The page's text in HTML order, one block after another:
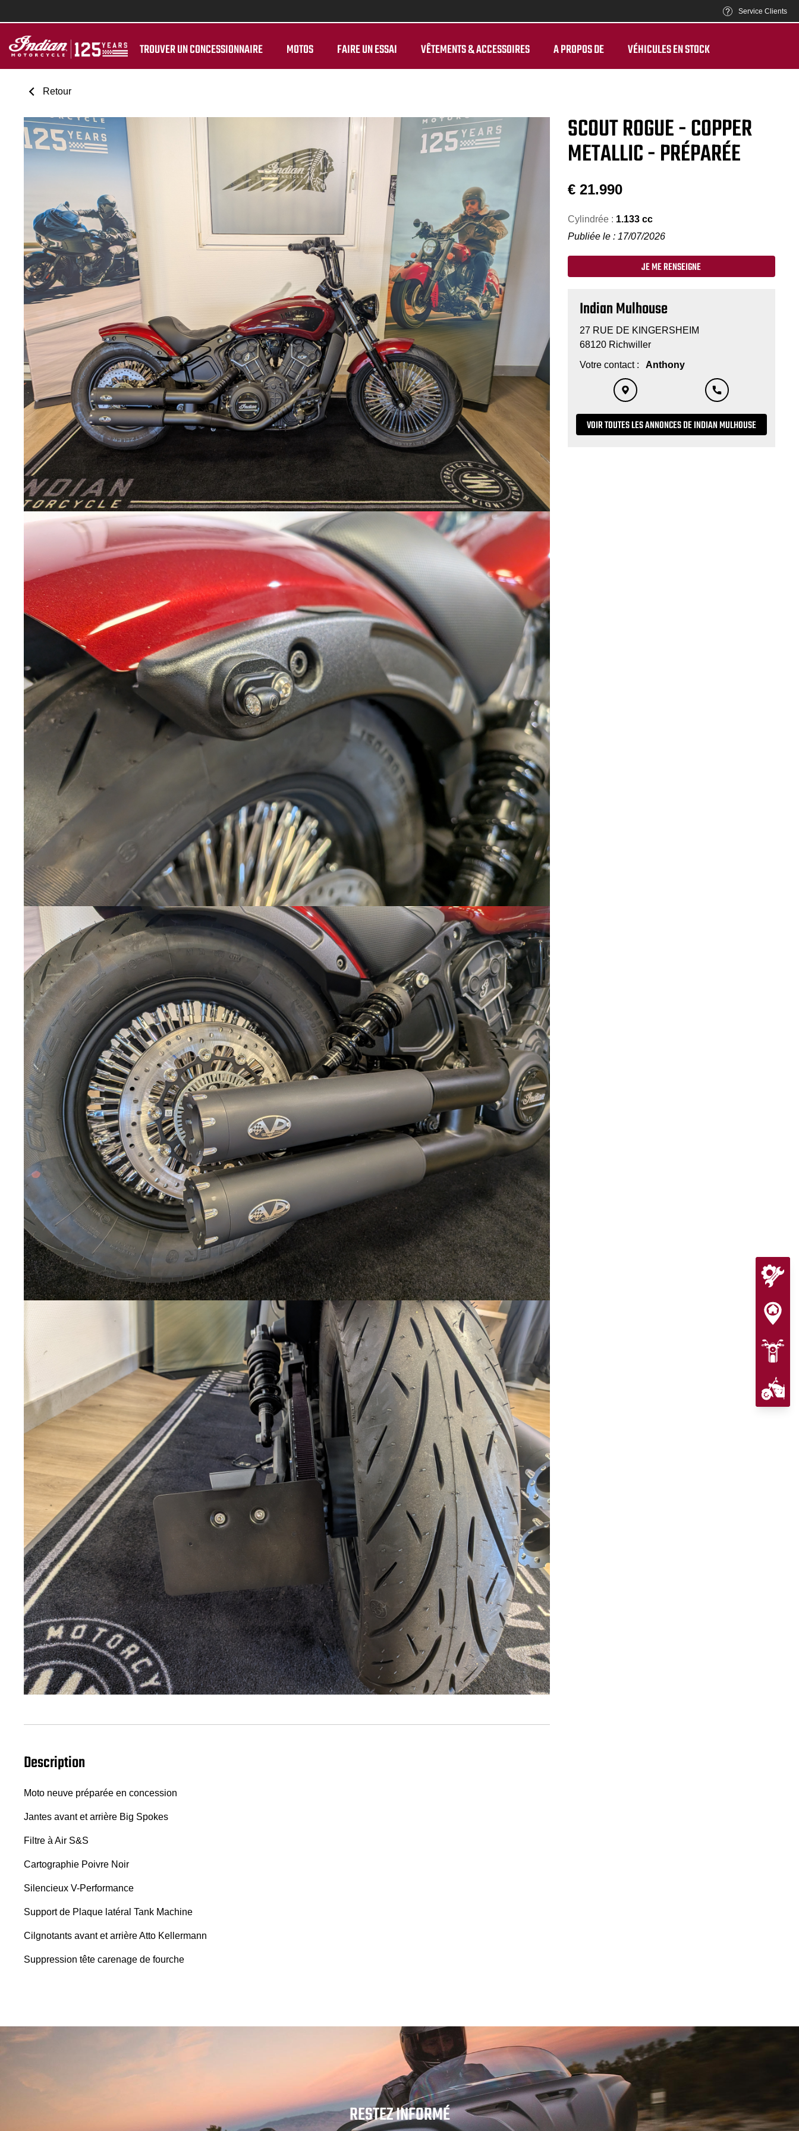
Service Clients
TROUVER UN CONCESSIONNAIRE MOTOS FAIRE UN ESSAI VÊTEMENTS & ACCESSOIRES A PROPOS DE VÉHICULES EN STOCK
Retour
Description
Moto neuve préparée en concession
Jantes avant et arrière Big Spokes
Filtre à Air S&S
Cartographie Poivre Noir
Silencieux V-Performance
Support de Plaque latéral Tank Machine
Cilgnotants avant et arrière Atto Kellermann
Suppression tête carenage de fourche
SCOUT ROGUE - COPPER
METALLIC - PRÉPARÉE
€ 21.990
Cylindrée : 1.133 cc
Publiée le : 17/07/2026
JE ME RENSEIGNE
Indian Mulhouse
27 RUE DE KINGERSHEIM
68120 Richwiller
Votre contact :
Anthony
VOIR TOUTES LES ANNONCES DE INDIAN MULHOUSE
RESTEZ INFORMÉ